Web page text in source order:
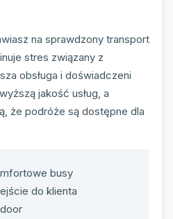
na sprawdzony transport
stres związany z
obsługa i doświadczeni
jakość usług, a
że podróże są dostępne dla
busy
do klienta